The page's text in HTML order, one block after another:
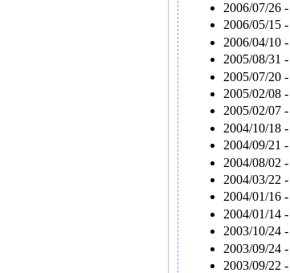
2006/07/26 -
2006/05/15 -
2006/04/10 -
2005/08/31 -
2005/07/20 -
2005/02/08 -
2005/02/07 -
2004/10/18 -
2004/09/21 -
2004/08/02 -
2004/03/22 -
2004/01/16 -
2004/01/14 -
2003/10/24 -
2003/09/24 -
2003/09/22 -